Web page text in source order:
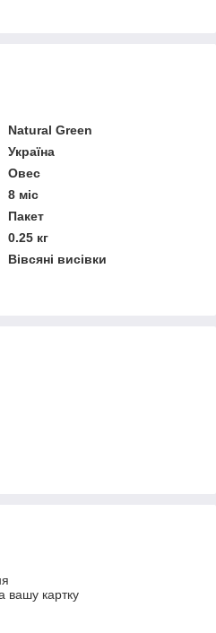
Natural Green
Україна
Овес
8 міс
Пакет
0.25 кг
Вівсяні висівки
вашу картку